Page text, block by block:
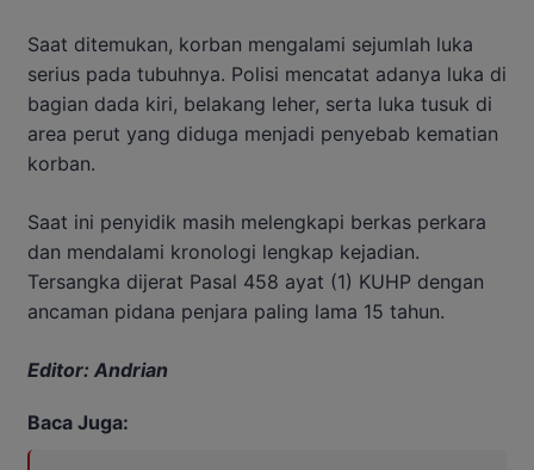
Saat ditemukan, korban mengalami sejumlah luka
serius pada tubuhnya. Polisi mencatat adanya luka di
bagian dada kiri, belakang leher, serta luka tusuk di
area perut yang diduga menjadi penyebab kematian
korban.
Saat ini penyidik masih melengkapi berkas perkara
dan mendalami kronologi lengkap kejadian.
Tersangka dijerat Pasal 458 ayat (1) KUHP dengan
ancaman pidana penjara paling lama 15 tahun.
Editor: Andrian
Baca Juga: